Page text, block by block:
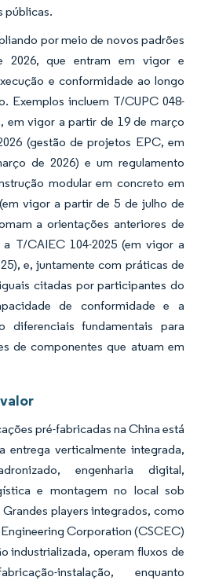
públicas.
por meio de novos padrões
2026, que entram em vigor e
e conformidade ao longo
Exemplos incluem T/CUPC 048-
em vigor a partir de 19 de março
(gestão de projetos EPC, em
de 2026) e um regulamento
modular em concreto em
vigor a partir de 5 de julho de
a orientações anteriores de
T/CAIEC 104-2025 (em vigor a
e, juntamente com práticas de
citadas por participantes do
de conformidade e a
diferenciais fundamentais para
de componentes que atuam em
pré-fabricadas na China está
entrega verticalmente integrada,
engenharia digital,
e montagem no local sob
players integrados, como
Corporation (CSCEC)
industrializada, operam fluxos de
instalação, enquanto